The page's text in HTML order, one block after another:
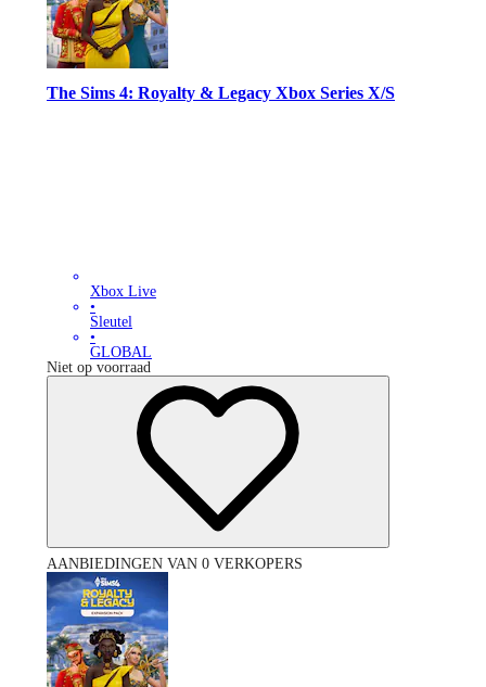
The Sims 4: Royalty & Legacy Xbox Series X/S
Xbox Live
•
Sleutel
•
GLOBAL
Niet op voorraad
AANBIEDINGEN VAN 0 VERKOPERS